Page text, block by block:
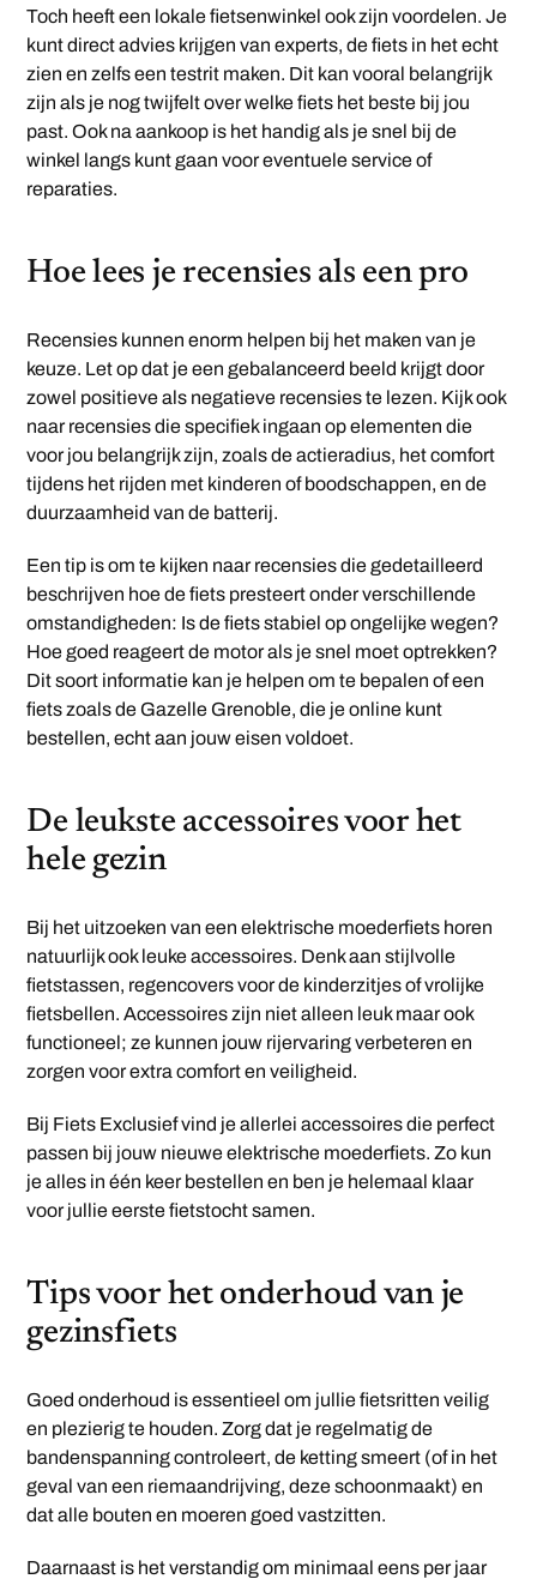
Toch heeft een lokale fietsenwinkel ook zijn voordelen. Je
kunt direct advies krijgen van experts, de fiets in het echt
zien en zelfs een testrit maken. Dit kan vooral belangrijk
zijn als je nog twijfelt over welke fiets het beste bij jou
past. Ook na aankoop is het handig als je snel bij de
winkel langs kunt gaan voor eventuele service of
reparaties.
Hoe lees je recensies als een pro
Recensies kunnen enorm helpen bij het maken van je
keuze. Let op dat je een gebalanceerd beeld krijgt door
zowel positieve als negatieve recensies te lezen. Kijk ook
naar recensies die specifiek ingaan op elementen die
voor jou belangrijk zijn, zoals de actieradius, het comfort
tijdens het rijden met kinderen of boodschappen, en de
duurzaamheid van de batterij.
Een tip is om te kijken naar recensies die gedetailleerd
beschrijven hoe de fiets presteert onder verschillende
omstandigheden: Is de fiets stabiel op ongelijke wegen?
Hoe goed reageert de motor als je snel moet optrekken?
Dit soort informatie kan je helpen om te bepalen of een
fiets zoals de Gazelle Grenoble, die je online kunt
bestellen, echt aan jouw eisen voldoet.
De leukste accessoires voor het
hele gezin
Bij het uitzoeken van een elektrische moederfiets horen
natuurlijk ook leuke accessoires. Denk aan stijlvolle
fietstassen, regencovers voor de kinderzitjes of vrolijke
fietsbellen. Accessoires zijn niet alleen leuk maar ook
functioneel; ze kunnen jouw rijervaring verbeteren en
zorgen voor extra comfort en veiligheid.
Bij Fiets Exclusief vind je allerlei accessoires die perfect
passen bij jouw nieuwe elektrische moederfiets. Zo kun
je alles in één keer bestellen en ben je helemaal klaar
voor jullie eerste fietstocht samen.
Tips voor het onderhoud van je
gezinsfiets
Goed onderhoud is essentieel om jullie fietsritten veilig
en plezierig te houden. Zorg dat je regelmatig de
bandenspanning controleert, de ketting smeert (of in het
geval van een riemaandrijving, deze schoonmaakt) en
dat alle bouten en moeren goed vastzitten.
Daarnaast is het verstandig om minimaal eens per jaar